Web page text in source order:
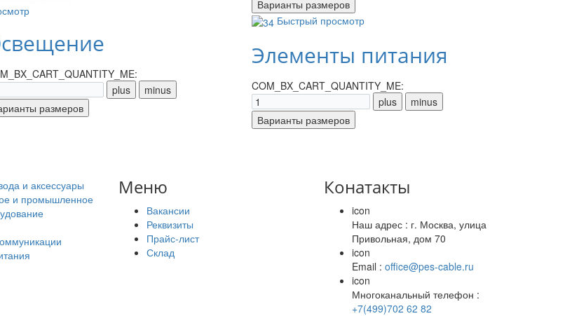
Быстрый просмотр
Элементы питания
COM_BX_CART_QUANTITY_ME:
и аксессуары
и промышленное
Меню
Вакансии
Реквизиты
Прайс-лист
Склад
Конатакты
icon
Наш адрес : г. Москва, улица
Привольная, дом 70
icon
Email : office@pes-cable.ru
icon
Многоканальный телефон :
+7(499)702 62 82